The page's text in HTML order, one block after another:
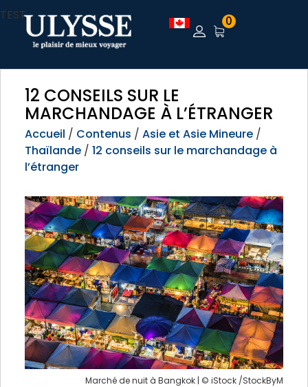
TEST 0
12 CONSEILS SUR LE
MARCHANDAGE À L’ÉTRANGER
Accueil / Contenus / Asie et Asie Mineure /
Thaïlande / 12 conseils sur le marchandage à
l’étranger
Marché de nuit à Bangkok | © iStock /StockByM